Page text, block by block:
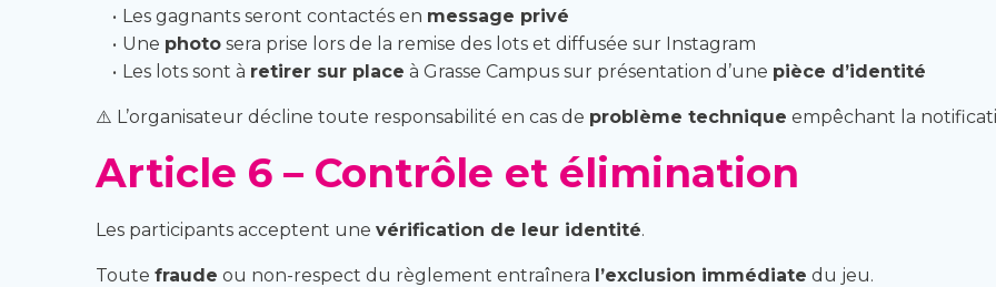
Les gagnants seront contactés en message privé
Une photosera prise lors de la remise des lots et diffusée sur Instagram
Les lots sont à retirer sur place à Grasse Campus sur présentation d’une pièce d’identité
⚠️ L’organisateur décline toute responsabilité en cas de problème technique empêchant la
Article 6 – Contrôle et élimination
Les participants acceptent une vérification de leur identité.
Toute fraude ou non-respect du règlement entraînera l’exclusion immédiate du jeu.